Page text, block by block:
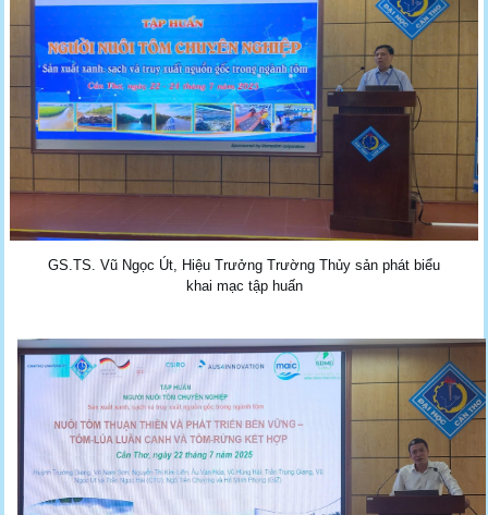
GS.TS. Vũ Ngọc Út, Hiệu Trưởng Trường Thủy sản phát biểu
khai mạc tập huấn